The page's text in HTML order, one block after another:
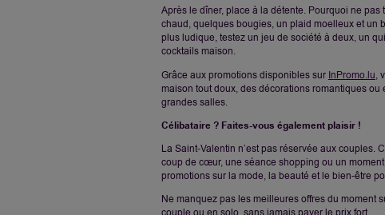
Après le dîner, place à la détente. Pourquoi ne
chaud, quelques bougies, un plaid moelleux et un
plus ludique, testez un jeu de société à deux, un
cocktails maison.
Grâce aux promotions disponibles sur InPromo.lu,
maison tout doux, des décorations romantiques
grandes salles.
Célibataire ? Faites-vous égalementplaisir !
La Saint-Valentin n’est pas réservée aux couples.
coup de cœur, une séance shopping ou un
promotions sur la mode, la beauté et le bien-être
Ne manquez pas les meilleures offres du moment